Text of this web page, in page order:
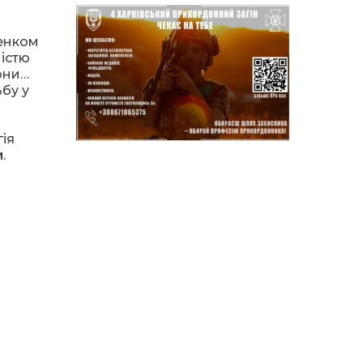
у
.
14:37
21 лип
Захищав кордон до
останнього подиху:
пам’яті полеглого
прикордонника
Олександра Кичаня
(ВІДЕО)
11:28
Від штанги до «крил»: як
спорт і характер